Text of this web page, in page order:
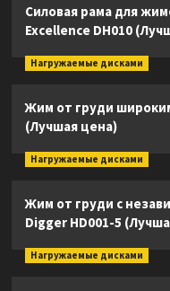
Силовая рама для
Excellence DH010
Нагружаемые дисками
Жим от груди
(Лучшая цена)
Нагружаемые дисками
Жим от груди с
Digger HD001-5
Нагружаемые дисками